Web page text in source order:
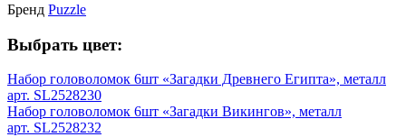
Бренд Puzzle
Выбрать цвет:
Набор головоломок 6шт «Загадки Древнего Египта», металл
арт. SL2528230
Набор головоломок 6шт «Загадки Викингов», металл
арт. SL2528232